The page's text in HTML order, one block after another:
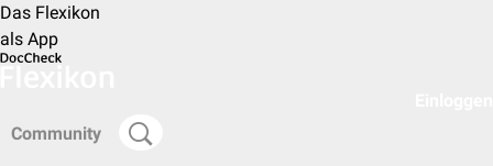
Das Flexikon
als App
Community